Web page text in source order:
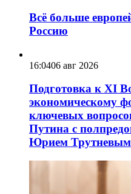
Всё больше
Россию
16:0406 авг 2026
Подготовка к XI
экономическому
ключевых
Путина с
Юрием Трутневым